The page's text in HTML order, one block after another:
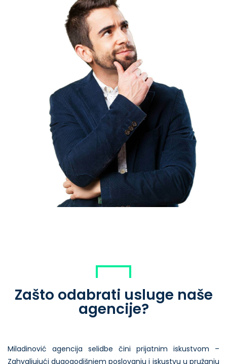
Zašto odabrati usluge naše
agencije?
Miladinović agencija selidbe čini prijatnim iskustvom –
Zahvaljujući dugogodišnjem poslovanju i iskustvu u pružanju